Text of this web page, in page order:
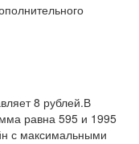
8 рублей.В
равна 595 и 1995
с максимальными